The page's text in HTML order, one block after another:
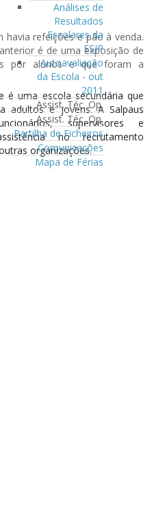
Análises de
Resultados
Escolares da
ESJP
Autoavaliação
da Escola - out
2011
Assist. Téc. Op.
Assist. Téc. Op.
Partilha de Ficheiros
Comunicações
Mapa de Férias
refeições e pão à venda.
é de uma exposição de
por alunos e que foram a
é uma escola secundária que
adultos e jovens. A Salpaus
supervisores e
no recrutamento
organizações.